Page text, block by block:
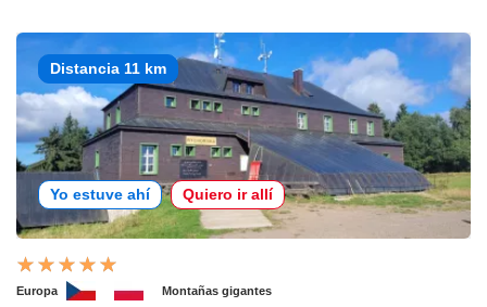
Distancia 11 km
Yo estuve ahí Quiero ir allí
Europa Montañas gigantes